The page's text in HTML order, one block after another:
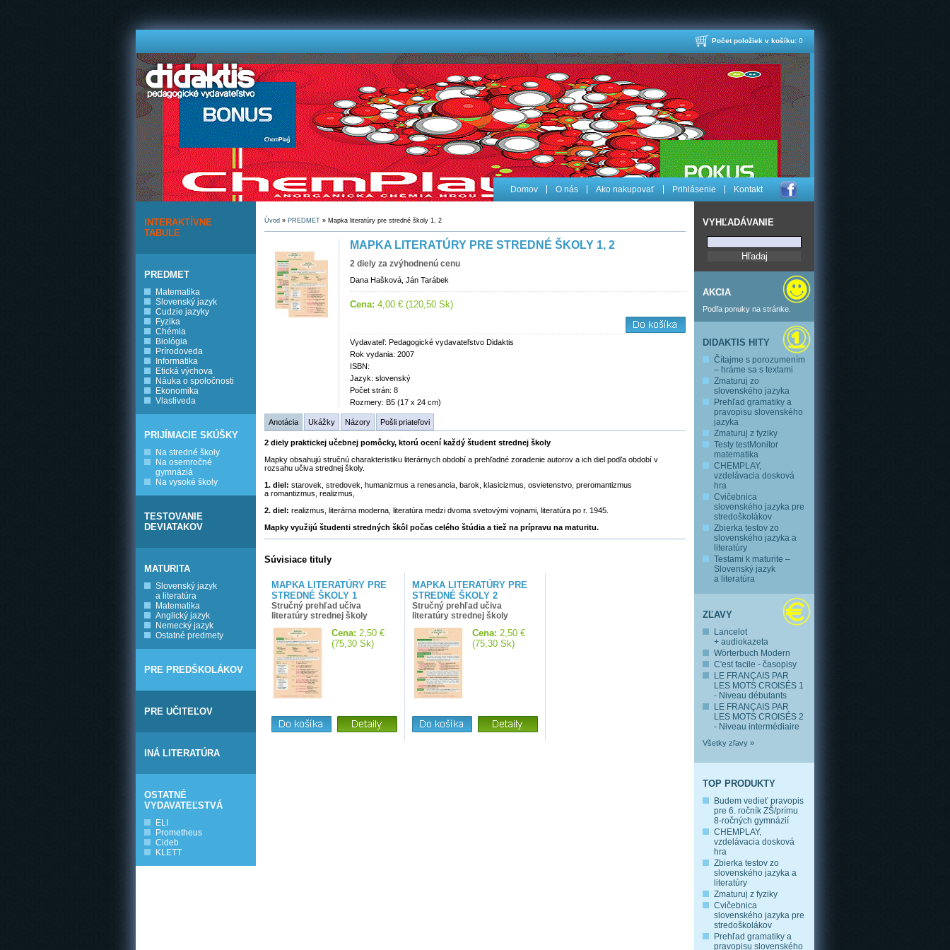
Počet položiek v košíku: 0
Domov O nás Ako nakupovať Prihlásenie Kontakt
INTERAKTÍVNE
TABULE
PREDMET
Matematika
Slovenský jazyk
Cudzie jazyky
Fyzika
Chémia
Biológia
Prírodoveda
Informatika
Etická výchova
Náuka o spoločnosti
Ekonomika
Vlastiveda
PRIJÍMACIE SKÚŠKY
Na stredné školy
Na osemročné
gymnáziá
Na vysoké školy
TESTOVANIE
DEVIATAKOV
MATURITA
Slovenský jazyk
a literatúra
Matematika
Anglický jazyk
Nemecký jazyk
Ostatné predmety
PRE PREDŠKOLÁKOV
PRE UČITEĽOV
INÁ LITERATÚRA
OSTATNÉ
VYDAVATEĽSTVÁ
ELI
Prometheus
Cideb
KLETT
VYHĽADÁVANIE
AKCIA
Podľa ponuky na stránke.
DIDAKTIS HITY
Čítajme s porozumením
– hráme sa s textami
Zmaturuj zo
slovenského jazyka
Prehľad gramatiky a
pravopisu slovenského
jazyka
Zmaturuj z fyziky
Testy testMonitor
matematika
CHEMPLAY,
vzdelávacia dosková
hra
Cvičebnica
slovenského jazyka pre
stredoškolákov
Zbierka testov zo
slovenského jazyka a
literatúry
Testami k maturite –
Slovenský jazyk
a literatúra
ZĽAVY
Lancelot
+ audiokazeta
Wörterbuch Modern
C'est facile - časopisy
LE FRANÇAIS PAR
LES MOTS CROISÉS 1
- Niveau débutants
LE FRANÇAIS PAR
LES MOTS CROISÉS 2
- Niveau intermédiaire
Všetky zľavy »
TOP PRODUKTY
Budem vedieť pravopis
pre 6. ročník ZŠ/prímu
8-ročných gymnázií
CHEMPLAY,
vzdelávacia dosková
hra
Zbierka testov zo
slovenského jazyka a
literatúry
Zmaturuj z fyziky
Cvičebnica
slovenského jazyka pre
stredoškolákov
Prehľad gramatiky a
pravopisu slovenského
Úvod » PREDMET » Mapka literatúry pre stredné školy 1, 2
MAPKA LITERATÚRY PRE STREDNÉ ŠKOLY 1, 2
2 diely za zvýhodnenú cenu
Dana Hašková, Ján Tarábek
Cena: 4,00 € (120,50 Sk)
Vydavateľ: Pedagogické vydavateľstvo Didaktis
Rok vydania: 2007
ISBN:
Jazyk: slovenský
Počet strán: 8
Rozmery: B5 (17 x 24 cm)
Anotácia Ukážky Názory Pošli priateľovi
2 diely praktickej učebnej pomôcky, ktorú ocení každý študent strednej školy
Mapky obsahujú stručnú charakteristiku literárnych období a prehľadné zoradenie autorov a ich diel podľa období v
rozsahu učiva strednej školy.
1. diel: starovek, stredovek, humanizmus a renesancia, barok, klasicizmus, osvietenstvo, preromantizmus
a romantizmus, realizmus,
2. diel: realizmus, literárna moderna, literatúra medzi dvoma svetovými vojnami, literatúra po r. 1945.
Mapky využijú študenti stredných škôl počas celého štúdia a tiež na prípravu na maturitu.
Súvisiace tituly
MAPKA LITERATÚRY PRE
STREDNÉ ŠKOLY 1
Stručný prehľad učiva
literatúry strednej školy
Cena: 2,50 €
(75,30 Sk)
MAPKA LITERATÚRY PRE
STREDNÉ ŠKOLY 2
Stručný prehľad učiva
literatúry strednej školy
Cena: 2,50 €
(75,30 Sk)